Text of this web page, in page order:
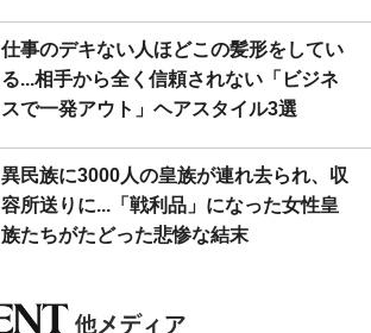
仕事のデキない人ほどこの髪形をしてい
る...相手から全く信頼されない「ビジネ
スで一発アウト」ヘアスタイル3選
異民族に3000人の皇族が連れ去られ、収
容所送りに...「戦利品」になった女性皇
族たちがたどった悲惨な結末